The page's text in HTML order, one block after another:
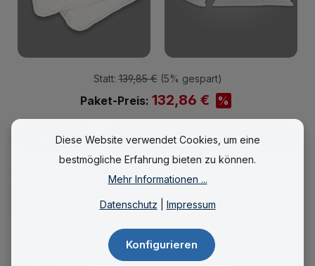
Statt:139,85 €(5% gespart)
Paket-Preis: 132,86 € %
Details In den Warenkorb
Allergiker Prevent Dream Sommer-
Bettdecke - 135x200cm Bettdeckengröße:
(Einzelpreis:99,95 €)
Diese Website verwendet Cookies, um eine
bestmögliche Erfahrung bieten zu können.
Mehr Informationen ...
Datenschutz Impressum
Konfigurieren